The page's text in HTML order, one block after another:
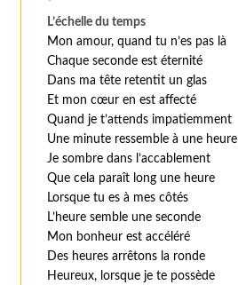
L’échelle du temps
Mon amour, quand tu n’es pas là
Chaque seconde est éternité
Dans ma tête retentit un glas
Et mon cœur en est affecté
Quand je t’attends impatiemment
Une minute ressemble à une heure
Je sombre dans l’accablement
Que cela paraît long une heure
Lorsque tu es à mes côtés
L’heure semble une seconde
Mon bonheur est accéléré
Des heures arrêtons la ronde
Heureux, lorsque je te possède